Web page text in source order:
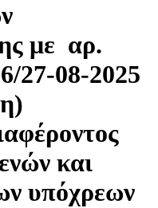
με αρ.
27-08-2025
και
υπόχρεων